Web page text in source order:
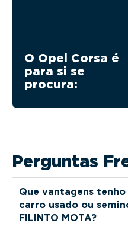
O Opel Corsa é
para si se
procura:
Perguntas
Que vantagens
carro usado ou
FILINTO MOTA?